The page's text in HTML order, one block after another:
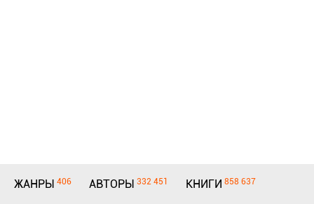
ЖАНРЫ 406 АВТОРЫ 332 451 КНИГИ 858 637